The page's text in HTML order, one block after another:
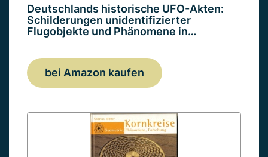
Deutschlands historische UFO-Akten:
Schilderungen unidentifizierter
Flugobjekte und Phänomene in…
bei Amazon kaufen